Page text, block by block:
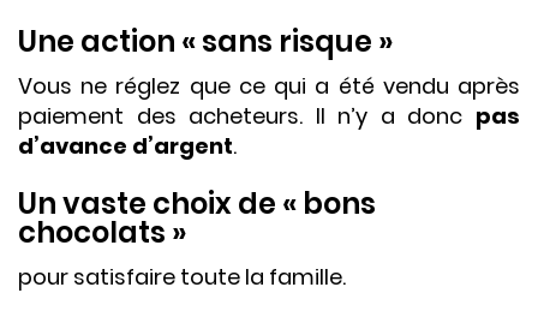
Une action « sans risque »
Vous ne réglez que ce qui a été vendu après
paiement des acheteurs. Il n’y a donc pas
d’avance d’argent.
Un vaste choix de « bons
chocolats »
pour satisfaire toute la famille.